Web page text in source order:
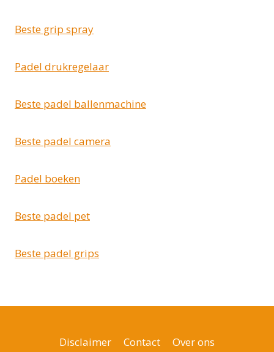
Beste grip spray
Padel drukregelaar
Beste padel ballenmachine
Beste padel camera
Padel boeken
Beste padel pet
Beste padel grips
Disclaimer Contact Over ons